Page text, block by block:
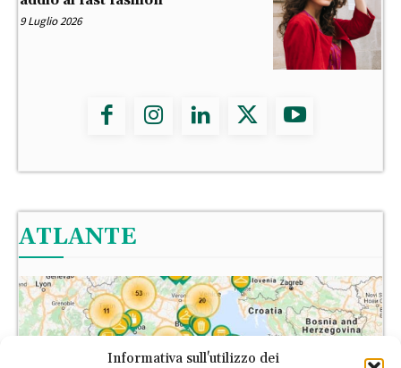
Informativa sull'utilizzo dei
9 Luglio 2026
ATLANTE